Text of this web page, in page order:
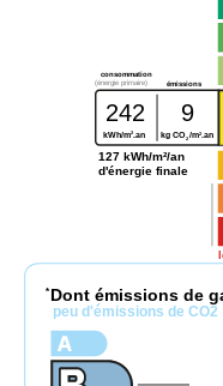
consommation
émissions
(énergie primaire)
242 9
kWh/m2.an kg CO2 /m2 .an
127 kWh/m²/an
d'énergie finale
* Dont émissions de
peu d'émissions de CO2